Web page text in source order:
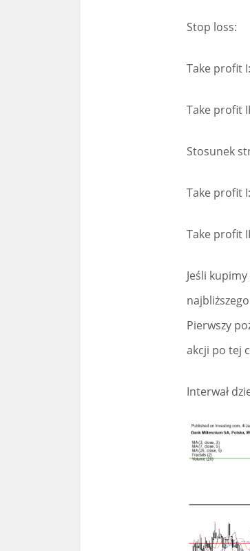
Stop
Take profit
Take profit
Stosunek
Take profit
Take profit
Jeśli
Pierwszy
akcji po tej
Interwał